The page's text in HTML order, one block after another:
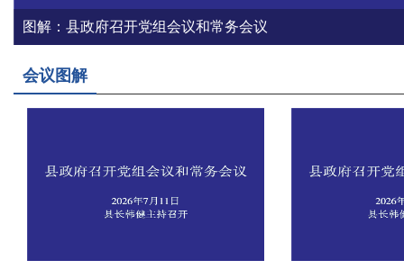
图解：县政府召开党组会议和常务会议
会议图解